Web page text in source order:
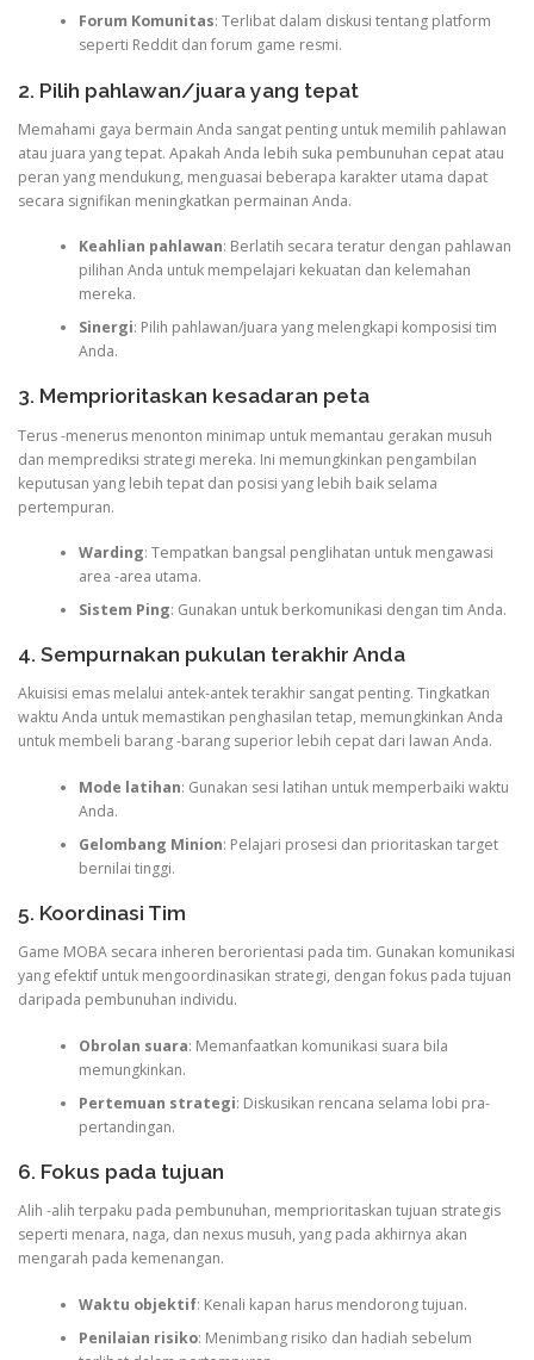
Forum Komunitas: Terlibat dalam diskusi tentang platform
seperti Reddit dan forum game resmi.
2. Pilih pahlawan/juara yang tepat
Memahami gaya bermain Anda sangat penting untuk memilih pahlawan
atau juara yang tepat. Apakah Anda lebih suka pembunuhan cepat atau
peran yang mendukung, menguasai beberapa karakter utama dapat
secara signifikan meningkatkan permainan Anda.
Keahlian pahlawan: Berlatih secara teratur dengan pahlawan
pilihan Anda untuk mempelajari kekuatan dan kelemahan
mereka.
Sinergi: Pilih pahlawan/juara yang melengkapi komposisi tim
Anda.
3. Memprioritaskan kesadaran peta
Terus -menerus menonton minimap untuk memantau gerakan musuh
dan memprediksi strategi mereka. Ini memungkinkan pengambilan
keputusan yang lebih tepat dan posisi yang lebih baik selama
pertempuran.
Warding: Tempatkan bangsal penglihatan untuk mengawasi
area -area utama.
Sistem Ping: Gunakan untuk berkomunikasi dengan tim Anda.
4. Sempurnakan pukulan terakhir Anda
Akuisisi emas melalui antek-antek terakhir sangat penting. Tingkatkan
waktu Anda untuk memastikan penghasilan tetap, memungkinkan Anda
untuk membeli barang -barang superior lebih cepat dari lawan Anda.
Mode latihan: Gunakan sesi latihan untuk memperbaiki waktu
Anda.
Gelombang Minion: Pelajari prosesi dan prioritaskan target
bernilai tinggi.
5. Koordinasi Tim
Game MOBA secara inheren berorientasi pada tim. Gunakan komunikasi
yang efektif untuk mengoordinasikan strategi, dengan fokus pada tujuan
daripada pembunuhan individu.
Obrolan suara: Memanfaatkan komunikasi suara bila
memungkinkan.
Pertemuan strategi: Diskusikan rencana selama lobi pra-
pertandingan.
6. Fokus pada tujuan
Alih -alih terpaku pada pembunuhan, memprioritaskan tujuan strategis
seperti menara, naga, dan nexus musuh, yang pada akhirnya akan
mengarah pada kemenangan.
Waktu objektif: Kenali kapan harus mendorong tujuan.
Penilaian risiko: Menimbang risiko dan hadiah sebelum